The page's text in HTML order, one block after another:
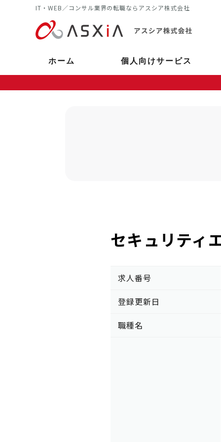
IT・WEB／コンサル業界の転職ならアスシア株式会社
ホーム 個人向けサービス
セキュリティ
求人番号
登録更新日
職種名